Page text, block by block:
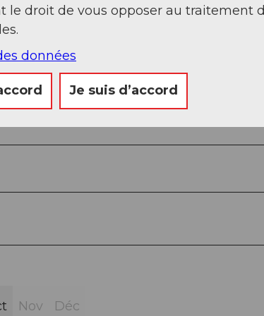
Nov Déc
le droit de vous opposer au traitement
données
Je suis d’accord